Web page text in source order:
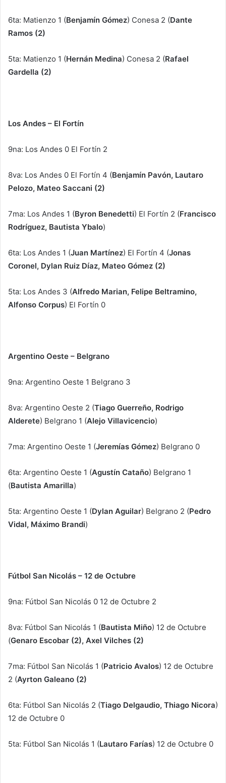
6ta: Matienzo 1 (Benjamín Gómez) Conesa 2 (Dante
Ramos (2)
5ta: Matienzo 1 (Hernán Medina) Conesa 2 (Rafael
Gardella (2)
Los Andes – El Fortín
9na: Los Andes 0 El Fortín 2
8va: Los Andes 0 El Fortín 4 (Benjamín Pavón, Lautaro
Pelozo, Mateo Saccani (2)
7ma: Los Andes 1 (Byron Benedetti) El Fortín 2 (Francisco
Rodríguez, Bautista Ybalo)
6ta: Los Andes 1 (Juan Martínez) El Fortín 4 (Jonas
Coronel, Dylan Ruiz Díaz, Mateo Gómez (2)
5ta: Los Andes 3 (Alfredo Marian, Felipe Beltramino,
Alfonso Corpus) El Fortín 0
Argentino Oeste – Belgrano
9na: Argentino Oeste 1 Belgrano 3
8va: Argentino Oeste 2 (Tiago Guerreño, Rodrigo
Alderete) Belgrano 1 (Alejo Villavicencio)
7ma: Argentino Oeste 1 (Jeremías Gómez) Belgrano 0
6ta: Argentino Oeste 1 (Agustín Cataño) Belgrano 1
(Bautista Amarilla)
5ta: Argentino Oeste 1 (Dylan Aguilar) Belgrano 2 (Pedro
Vidal, Máximo Brandi)
Fútbol San Nicolás – 12 de Octubre
9na: Fútbol San Nicolás 0 12 de Octubre 2
8va: Fútbol San Nicolás 1 (Bautista Miño) 12 de Octubre
(Genaro Escobar (2), Axel Vilches (2)
7ma: Fútbol San Nicolás 1 (Patricio Avalos) 12 de Octubre
2 (Ayrton Galeano (2)
6ta: Fútbol San Nicolás 2 (Tiago Delgaudio, Thiago Nicora)
12 de Octubre 0
5ta: Fútbol San Nicolás 1 (Lautaro Farías) 12 de Octubre 0